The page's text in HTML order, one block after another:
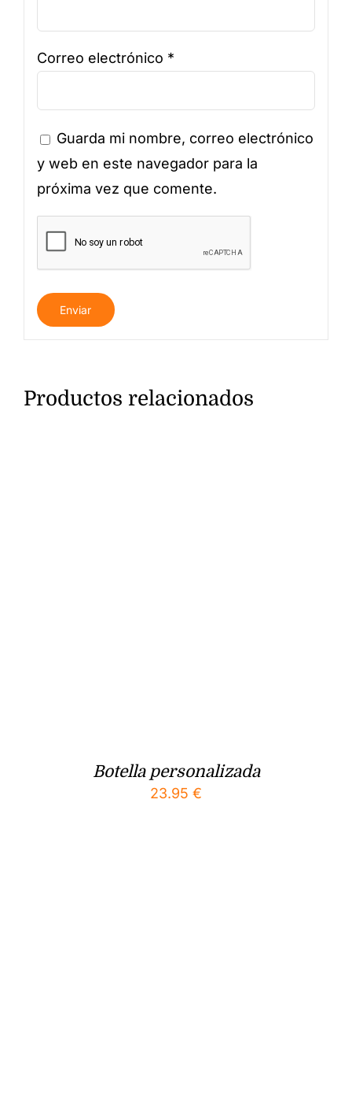
Correo electrónico *
Guarda mi nombre, correo electrónico
y web en este navegador para la
próxima vez que comente.
Productos relacionados
Botella personalizada
23.95 €